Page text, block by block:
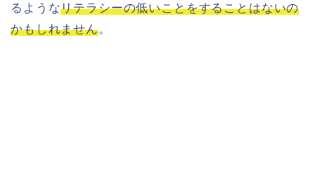
るようなリテラシーの低いことをすることはないの
かもしれません。